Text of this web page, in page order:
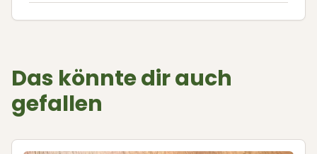
Das könnte dir auch
gefallen